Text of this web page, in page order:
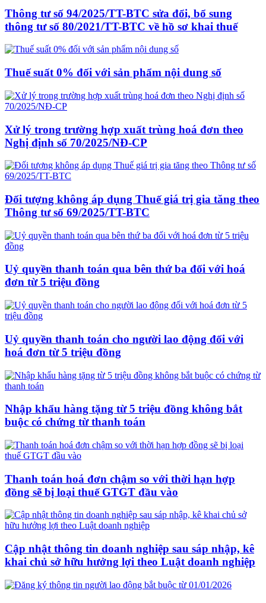
Thông tư số 94/2025/TT-BTC sửa đổi, bổ sung
thông tư số 80/2021/TT-BTC về hồ sơ khai thuế
Thuế suất 0% đối với sản phẩm nội dung số
Xử lý trong trường hợp xuất trùng hoá đơn theo
Nghị định số 70/2025/NĐ-CP
Đối tượng không áp dụng Thuế giá trị gia tăng theo
Thông tư số 69/2025/TT-BTC
Uỷ quyền thanh toán qua bên thứ ba đối với hoá
đơn từ 5 triệu đồng
Uỷ quyền thanh toán cho người lao động đối với
hoá đơn từ 5 triệu đồng
Nhập khẩu hàng tặng từ 5 triệu đồng không bắt
buộc có chứng từ thanh toán
Thanh toán hoá đơn chậm so với thời hạn hợp
đồng sẽ bị loại thuế GTGT đầu vào
Cập nhật thông tin doanh nghiệp sau sáp nhập, kê
khai chủ sở hữu hưởng lợi theo Luật doanh nghiệp